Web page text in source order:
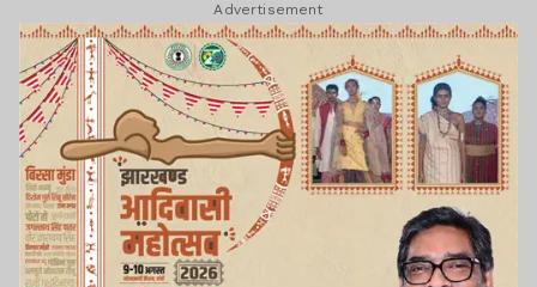
Advertisement